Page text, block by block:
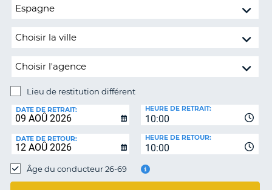
MON
RÉSERVATION
SUISSE
LANGUE
Lieu
restitution
Lieu de restitution différent
DE
RESTITUTION:
DATE DE RETRAIT:
10:00
HEURE DE RETRAIT:
DATE DE RETOUR:
10:00
HEURE DE RETOUR:
Âge du conducteur 26-69